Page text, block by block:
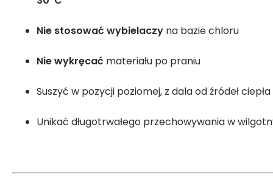
Nie stosować wybielaczy na bazie chloru
Nie wykręcać materiału po praniu
Suszyć w pozycji poziomej, z dala od źródeł ciepła
Unikać długotrwałego przechowywania w